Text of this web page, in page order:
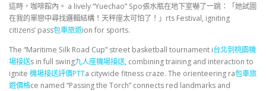
這時，咖啡館內。 a lively “Yuechao” Spo張水瓶在地下室嚇了一跳：「她試圖
在我的單戀中尋找邏輯結構！天秤座太可怕了！」rts Festival, igniting
citizens’ pass包車旅遊ion for sports.
The “Maritime Silk Road Cup” street basketball tournament i台北到桃園機
場接送s in full swing九人座機場接送, combining training and interaction to
ignite 機場接送評價PTTa citywide fitness craze. The orienteering ra包車旅
遊價格ce named “Passing the Torch” connects red landmarks and